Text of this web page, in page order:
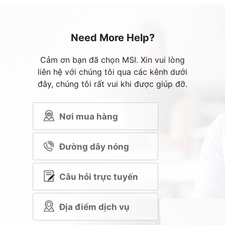
Need More Help?
Cảm ơn bạn đã chọn MSI. Xin vui lòng
liên hệ với chúng tôi qua các kênh dưới
đây, chúng tôi rất vui khi được giúp đỡ.
Nơi mua hàng
Đường dây nóng
Câu hỏi trực tuyến
Địa điểm dịch vụ